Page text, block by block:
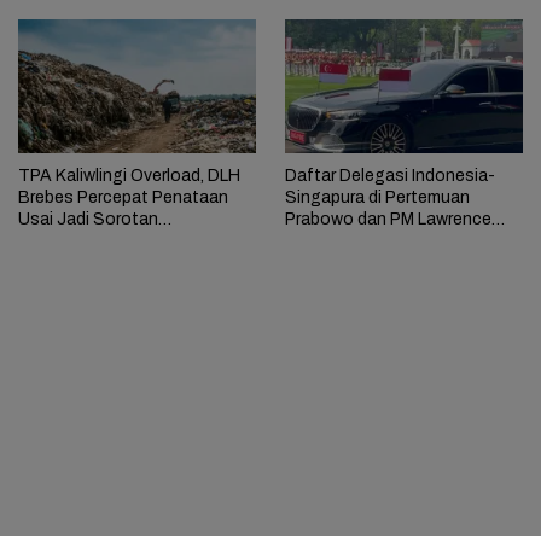
TPA Kaliwlingi Overload, DLH
Brebes Percepat Penataan
Usai Jadi Sorotan
Daftar Delegasi Indonesia-
Singapura di Pertemuan
Prabowo dan PM Lawrence